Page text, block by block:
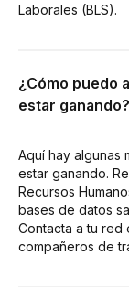
Laborales (BLS).
¿Cómo puedo
estar ganando?
Aquí hay algunas
estar ganando.
Recursos
bases de datos
Contacta a tu red
compañeros de